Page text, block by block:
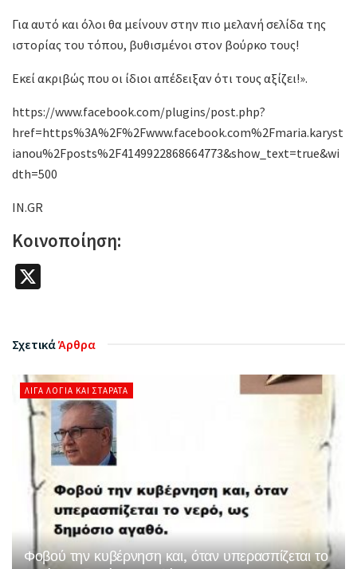
Για αυτό και όλοι θα μείνουν στην πιο μελανή σελίδα της
ιστορίας του τόπου, βυθισμένοι στον βούρκο τους!
Εκεί ακριβώς που οι ίδιοι απέδειξαν ότι τους αξίζει!».
https://www.facebook.com/plugins/post.php?
href=https%3A%2F%2Fwww.facebook.com%2Fmaria.karyst
ianou%2Fposts%2F4149922868664773&show_text=true&wi
dth=500
IN.GR
Κοινοποίηση:
ΣχετικάΆρθρα
ΛΊΓΑ ΛΌΓΙΑ ΚΑΙ ΣΤΑΡΆΤΑ
Φοβού την κυβέρνηση και, όταν υπερασπίζεται το